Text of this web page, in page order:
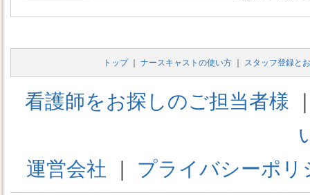
トップ｜ ナースキャストの使い方｜ スタッフ登録と
看護師をお探しのご担当者様
運営会社 ｜ プライバシーポリ